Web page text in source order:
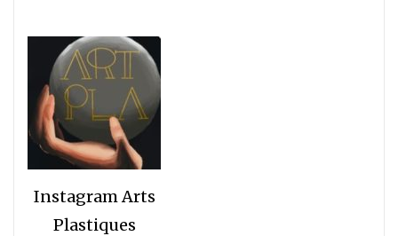
Instagram Arts
Plastiques